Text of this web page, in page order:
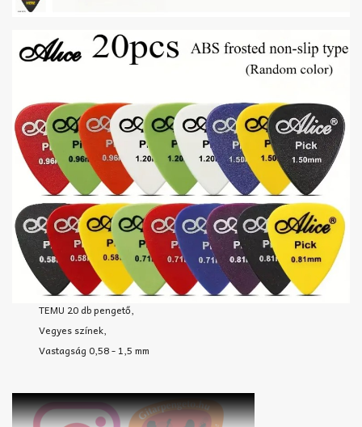
TEMU 20 db pengető,
Vegyes színek,
Vastagság 0,58 - 1,5 mm